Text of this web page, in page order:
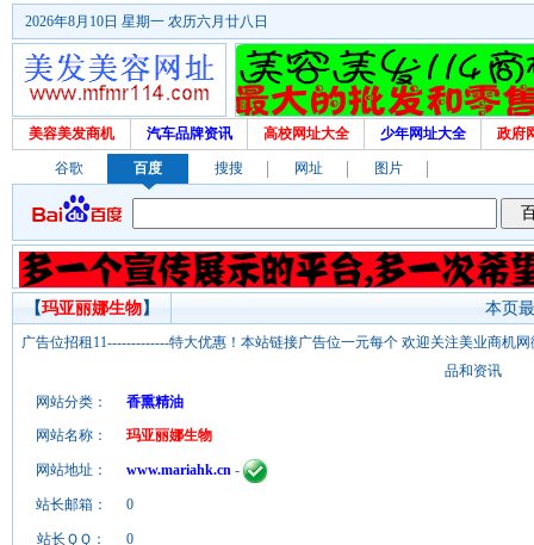
2026年8月10日 星期一 农历六月廿八日
美容美发商机 汽车品牌资讯 高校网址大全 少年网址大全 政府
谷歌 百度 搜搜 网址 图片
本页
【玛亚丽娜生物】
广告位招租11-------------特大优惠！本站链接广告位一元每个 欢迎关注美业商机
品和资讯
网站分类：
香熏精油
网站名称：
玛亚丽娜生物
网站地址： www.mariahk.cn -
站长邮箱： 0
站长ＱＱ： 0